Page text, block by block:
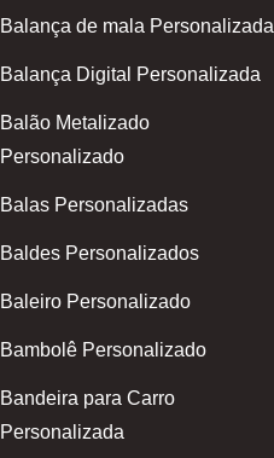
Balança de mala Personalizada
Balança Digital Personalizada
Balão Metalizado
Personalizado
Balas Personalizadas
Baldes Personalizados
Baleiro Personalizado
Bambolê Personalizado
Bandeira para Carro
Personalizada